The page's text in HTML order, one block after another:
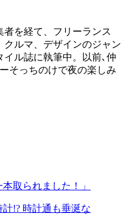
を経て、フリーランス
ルマ、デザインのジャン
ル誌に執筆中。以前､仲
そっちのけで夜の楽しみ
取られました！」
!? 時計通も垂涎な